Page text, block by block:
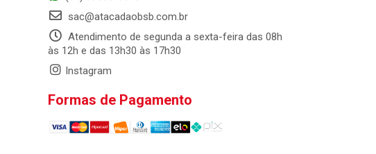
sac@atacadaobsb.com.br
Atendimento de segunda a sexta-feira das 08h
às 12h e das 13h30 às 17h30
Instagram
Formas de Pagamento